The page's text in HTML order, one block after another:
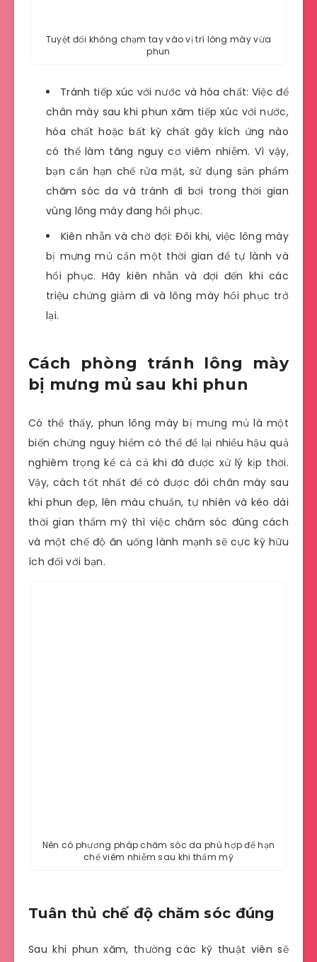
Tuyệt đối không chạm tay vào vị trí lông mày vừa
phun
Tránh tiếp xúc với nước và hóa chất: Việc để
chân mày sau khi phun xăm tiếp xúc với nước,
hóa chất hoặc bất kỳ chất gây kích ứng nào
có thể làm tăng nguy cơ viêm nhiễm. Vì vậy,
bạn cần hạn chế rửa mặt, sử dụng sản phẩm
chăm sóc da và tránh đi bơi trong thời gian
vùng lông mày đang hồi phục.
Kiên nhẫn và chờ đợi: Đôi khi, việc lông mày
bị mưng mủ cần một thời gian để tự lành và
hồi phục. Hãy kiên nhẫn và đợi đến khi các
triệu chứng giảm đi và lông mày hồi phục trở
lại.
Cách phòng tránh lông mày
bị mưng mủ sau khi phun
Có thể thấy, phun lông mày bị mưng mủ là một
biến chứng nguy hiểm có thể để lại nhiều hậu quả
nghiêm trọng kể cả cả khi đã được xử lý kịp thời.
Vậy, cách tốt nhất để có được đôi chân mày sau
khi phun đẹp, lên màu chuẩn, tự nhiên và kéo dài
thời gian thẩm mỹ thì việc chăm sóc đúng cách
và một chế độ ăn uống lành mạnh sẽ cực kỳ hữu
ích đối với bạn.
Nên có phương pháp chăm sóc da phù hợp để hạn
chế viêm nhiễm sau khi thẩm mỹ
Tuân thủ chế độ chăm sóc đúng
Sau khi phun xăm, thường các kỹ thuật viên sẽ